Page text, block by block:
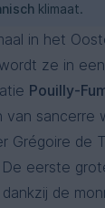
klimaat.
in het
ze in
Pouilly-
van sancerre
Grégoire de
eerste
de